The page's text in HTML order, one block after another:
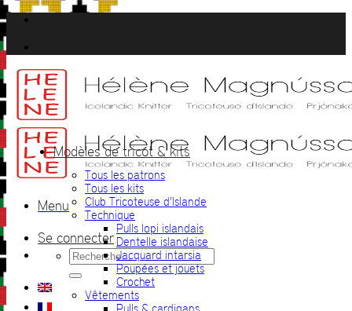
Passer
au
contenu
Menu
Se connecter
Recherche
pour :
Modèles de tricot & kits
Tous les patrons
Tous les kits
Club Tricoteuse d’Islande
Technique
Pulls lopi islandais
Dentelle islandaise
Jacquard intarsia
Poupées et jouets
Crochet
Vêtements
Pulls & cardigans